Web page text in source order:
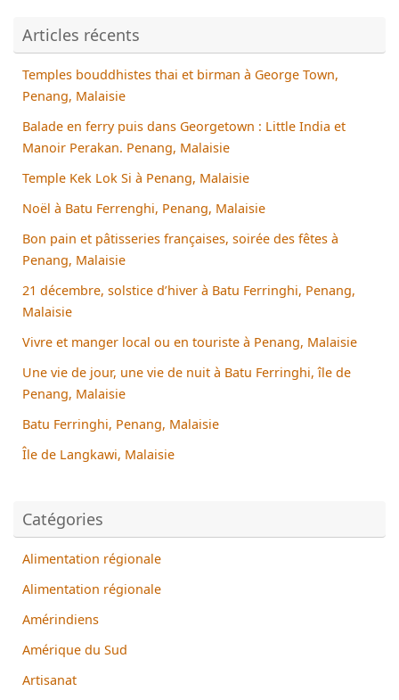
Articles récents
Temples bouddhistes thai et birman à George Town,
Penang, Malaisie
Balade en ferry puis dans Georgetown : Little India et
Manoir Perakan. Penang, Malaisie
Temple Kek Lok Si à Penang, Malaisie
Noël à Batu Ferrenghi, Penang, Malaisie
Bon pain et pâtisseries françaises, soirée des fêtes à
Penang, Malaisie
21 décembre, solstice d’hiver à Batu Ferringhi, Penang,
Malaisie
Vivre et manger local ou en touriste à Penang, Malaisie
Une vie de jour, une vie de nuit à Batu Ferringhi, île de
Penang, Malaisie
Batu Ferringhi, Penang, Malaisie
Île de Langkawi, Malaisie
Catégories
Alimentation régionale
Alimentation régionale
Amérindiens
Amérique du Sud
Artisanat